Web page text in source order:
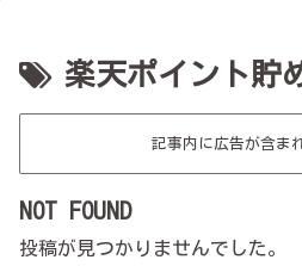
楽天ポイント貯
記事内に広告が含ま
NOT FOUND
投稿が見つかりませんでした。